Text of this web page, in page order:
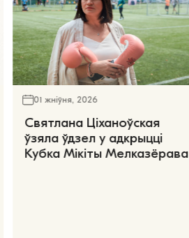
01 жніўня, 2026
Святлана Ціханоўская
ўзяла ўдзел у адкрыцці
Кубка Мікіты Мелказёрава